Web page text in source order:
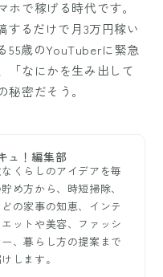
で稼げる時代です。
するだけで月3万円稼い
55歳のYouTuberに緊急
「なにかを生み出して
密だそう。
ュ！編集部
くらしのアイデアを毎
め方から、時短掃除、
の家事の知恵、インテ
ットや美容、ファッシ
、暮らし方の提案まで
します。